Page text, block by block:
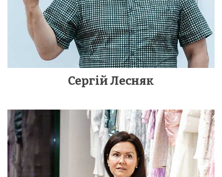
Сергій Лесняк